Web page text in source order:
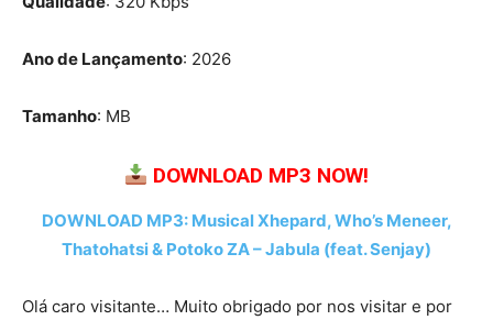
Ano de Lançamento: 2026
Tamanho: MB
DOWNLOAD MP3 NOW!
DOWNLOAD MP3: Musical Xhepard, Who’s Meneer,
Thatohatsi & Potoko ZA – Jabula (feat. Senjay)
Olá caro visitante… Muito obrigado por nos visitar e por